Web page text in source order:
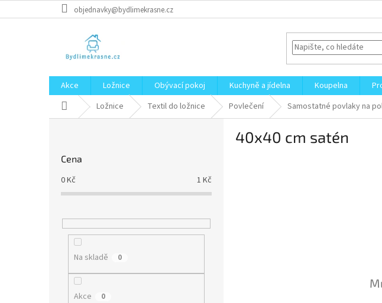
na
objednavky@bydlimekrasne.cz
Akce Ložnice Obývací pokoj Kuchyně a jídelna Koupelna
Domů Ložnice Textil do ložnice Povlečení Samostatné povlaky na
Cena
0Kč 1 Kč
Na skladě 0
Akce 0
40x40 cm satén